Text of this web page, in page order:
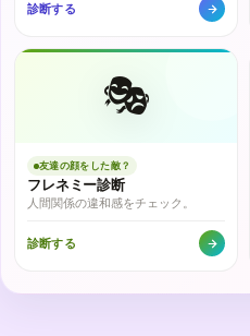
診断する
🎭
友達の顔をした敵？
フレネミー診断
人間関係の違和感をチェック。
診断する